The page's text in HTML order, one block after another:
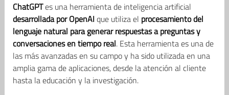
ChatGPTes una herramienta de inteligencia artificial
desarrollada por OpenAI que utiliza el procesamiento del
lenguaje natural para generar respuestas a preguntas y
conversaciones en tiempo real. Esta herramienta es una de
las más avanzadas en su campo y ha sido utilizada en una
amplia gama de aplicaciones, desde la atención al cliente
hasta la educación y la investigación.